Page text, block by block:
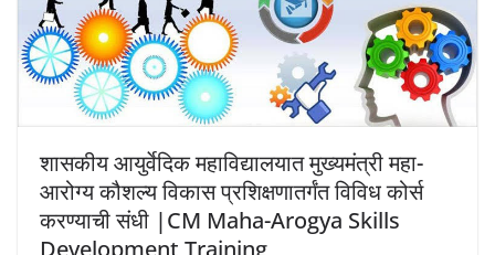
शासकीय आयुर्वेदिक महाविद्यालयात मुख्यमंत्री महा-
आरोग्य कौशल्य विकास प्रशिक्षणातर्गंत विविध कोर्स
करण्याची संधी |CM Maha-Arogya Skills
Development Training